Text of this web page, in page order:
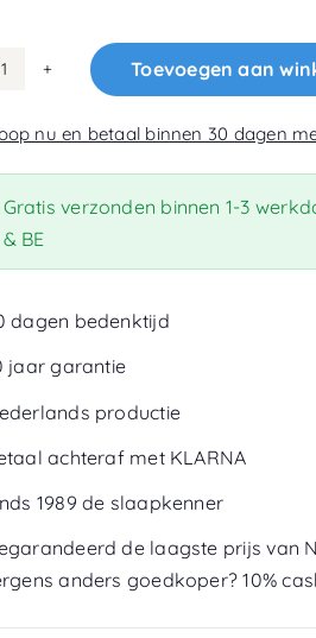
100x190
HR50
aantal
Toevoegen aan
nu en betaal binnen 30 dagen
Gratis verzonden binnen 1-3
& BE
dagen bedenktijd
jaar garantie
productie
achteraf met KLARNA
1989 de slaapkenner
de laagste prijs van
anders goedkoper? 10%